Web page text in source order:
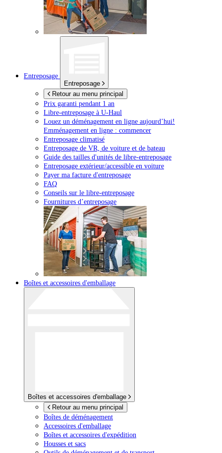
Entreposage
Entreposage
Retour au menu principal
Prix garanti pendant 1 an
Libre-entreposage à U-Haul
Louez un déménagement en ligne aujourd’hui!
Emménagement en ligne : commencer
Entreposage climatisé
Entreposage de VR, de voiture et de bateau
Guide des tailles d'unités de libre-entreposage
Entreposage extérieur/accessible en voiture
Payer ma facture d'entreposage
FAQ
Conseils sur le libre-entreposage
Fournitures d’entreposage
Boîtes et accessoires d'emballage
Boîtes et accessoires d'emballage
Retour au menu principal
Boîtes de déménagement
Accessoires d'emballage
Boîtes et accessoires d'expédition
Housses et sacs